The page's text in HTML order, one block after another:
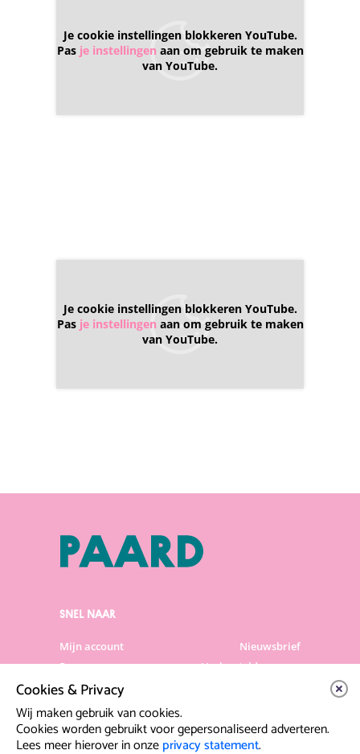
Je cookie instellingen blokkeren YouTube.
Pas je instellingen aan om gebruik te maken
van YouTube.
Je cookie instellingen blokkeren YouTube.
Pas je instellingen aan om gebruik te maken
van YouTube.
SNEL NAAR
Mijn account
Nieuwsbrief
Programma
Veelgestelde vragen
Partners & Sponsoren
Artiesten info
Cookies & Privacy
Wij maken gebruik van cookies.
Cookies worden gebruikt voor gepersonaliseerd adverteren.
Lees meer hierover in onzeprivacy statement.